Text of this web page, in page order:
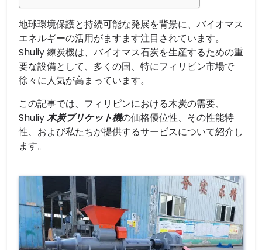
地球環境保護と持続可能な発展を背景に、バイオマス
エネルギーの活用がますます注目されています。
Shuliy 練炭機は、バイオマス石炭を生産するための重
要な設備として、多くの国、特にフィリピン市場で
徐々に人気が高まっています。
この記事では、フィリピンにおける木炭の需要、
Shuliy木炭ブリケット機の価格優位性、その性能特
性、および私たちが提供するサービスについて紹介し
ます。